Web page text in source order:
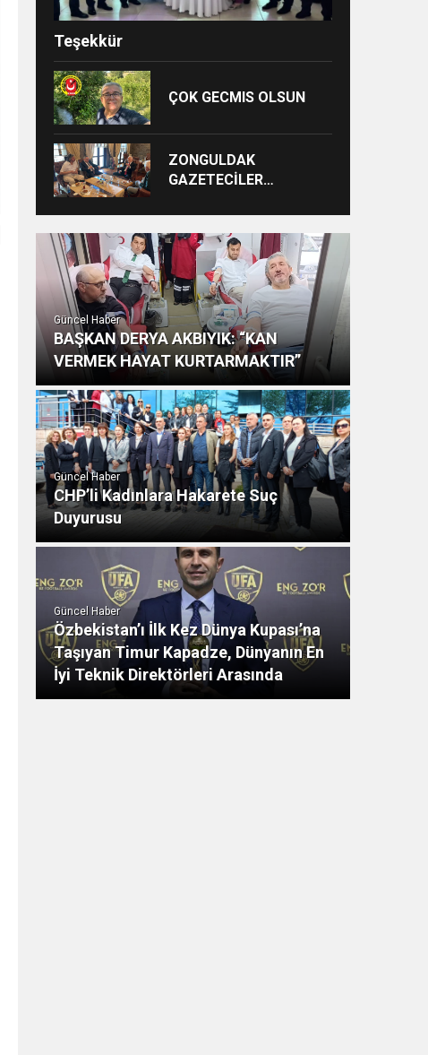
Teşekkür
ÇOK GECMIS OLSUN
ZONGULDAK
GAZETECİLER
DERYA AKBIYIK’TAN
HABERAL AİLESİNE
BAYRAM ZİYARETİ
Güncel Haber
BAŞKAN DERYA AKBIYIK: “KAN
VERMEK HAYAT KURTARMAKTIR”
Güncel Haber
CHP’li Kadınlara Hakarete Suç
Duyurusu
Güncel Haber
Özbekistan’ı İlk Kez Dünya Kupası’na
Taşıyan Timur Kapadze, Dünyanın En
İyi Teknik Direktörleri Arasında